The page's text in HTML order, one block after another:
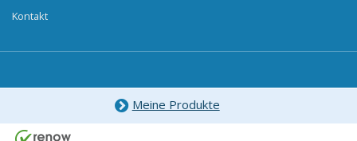
Kontakt
Meine Produkte